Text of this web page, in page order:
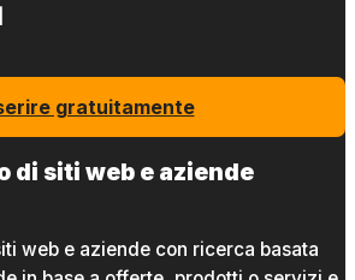
gratuitamente
di siti web e aziende
web e aziende con ricerca basata